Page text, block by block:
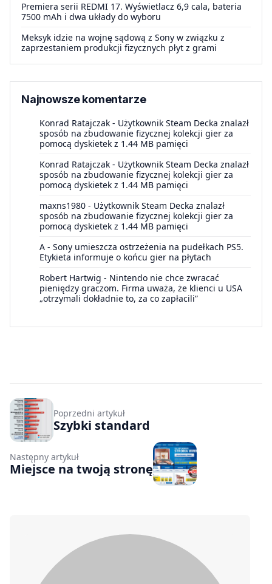
Premiera serii REDMI 17. Wyświetlacz 6,9 cala, bateria
7500 mAh i dwa układy do wyboru
Meksyk idzie na wojnę sądową z Sony w związku z
zaprzestaniem produkcji fizycznych płyt z grami
Najnowsze komentarze
Konrad Ratajczak - Użytkownik Steam Decka znalazł
sposób na zbudowanie fizycznej kolekcji gier za
pomocą dyskietek z 1.44 MB pamięci
Konrad Ratajczak - Użytkownik Steam Decka znalazł
sposób na zbudowanie fizycznej kolekcji gier za
pomocą dyskietek z 1.44 MB pamięci
maxns1980 - Użytkownik Steam Decka znalazł
sposób na zbudowanie fizycznej kolekcji gier za
pomocą dyskietek z 1.44 MB pamięci
A - Sony umieszcza ostrzeżenia na pudełkach PS5.
Etykieta informuje o końcu gier na płytach
Robert Hartwig - Nintendo nie chce zwracać
pieniędzy graczom. Firma uważa, że klienci u USA
„otrzymali dokładnie to, za co zapłacili”
Poprzedni artykuł
Szybki standard
Następny artykuł
Miejsce na twoją stronę